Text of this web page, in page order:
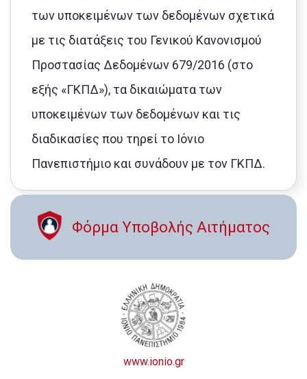
των υποκειμένων των δεδομένων σχετικά
με τις διατάξεις του Γενικού Κανονισμού
Προστασίας Δεδομένων 679/2016 (στο
εξής «ΓΚΠΔ»), τα δικαιώματα των
υποκειμένων των δεδομένων και τις
διαδικασίες που τηρεί το Ιόνιο
Πανεπιστήμιο και συνάδουν με τον ΓΚΠΔ.
Φόρμα Υποβολής Αιτήματος
www.ionio.gr